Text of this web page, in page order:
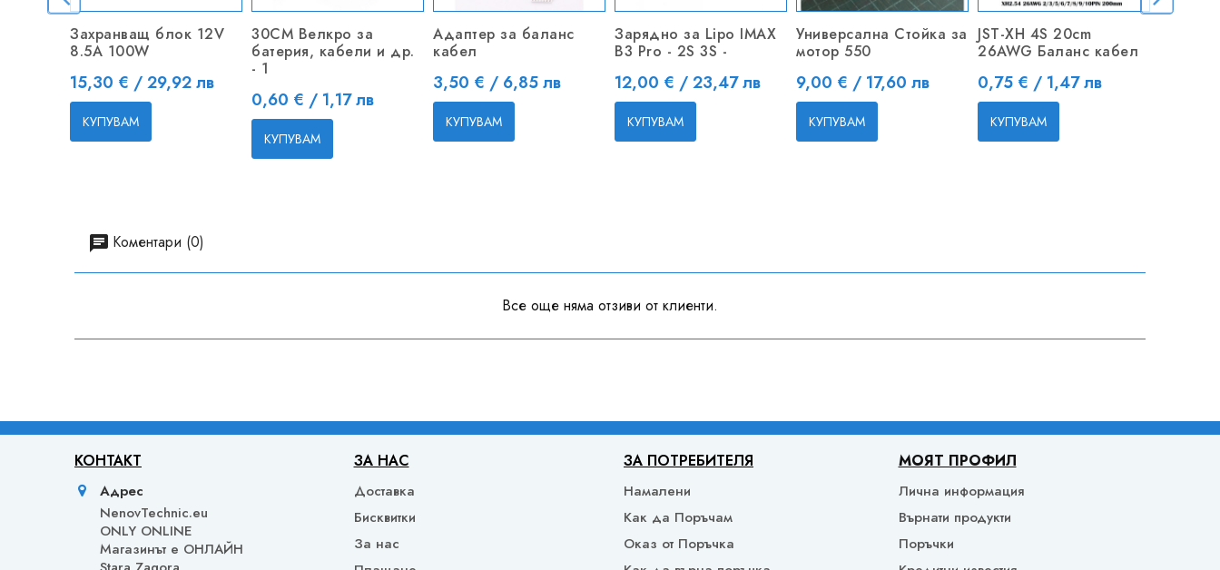
Захранващ блок 12V
8.5A 100W
Цена
15,30 € / 29,92 лв
КУПУВАМ
30CM Велкро за
батерия, кабели и др.
- 1
Цена
0,60 € / 1,17 лв
КУПУВАМ
Адаптер за баланс
кабел
Цена
3,50 € / 6,85 лв
КУПУВАМ
Зарядно за Lipo IMAX
B3 Pro - 2S 3S -
Цена
12,00 € / 23,47 лв
КУПУВАМ
Универсална Стойка за
мотор 550
Цена
9,00 € / 17,60 лв
КУПУВАМ
JST-XH 4S 20cm
26AWG Баланс кабел
Цена
0,75 € / 1,47 лв
КУПУВАМ
Коментари (0)
Все още няма отзиви от клиенти.
КОНТАКТ
Адрес
NenovTechnic.eu
ONLY ONLINE
Mагазинът е ОНЛАЙН
ЗА НАС
Доставка
Бисквитки
За нас
ЗА ПОТРЕБИТЕЛЯ
Намалени
Как да Поръчам
Оказ от Поръчка
МОЯТ ПРОФИЛ
Лична информация
Върнати продукти
Поръчки